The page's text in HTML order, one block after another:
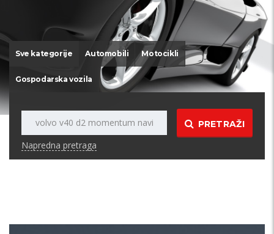
Sve kategorije Automobili Motocikli
Gospodarska vozila
PRETRAŽI
Napredna pretraga